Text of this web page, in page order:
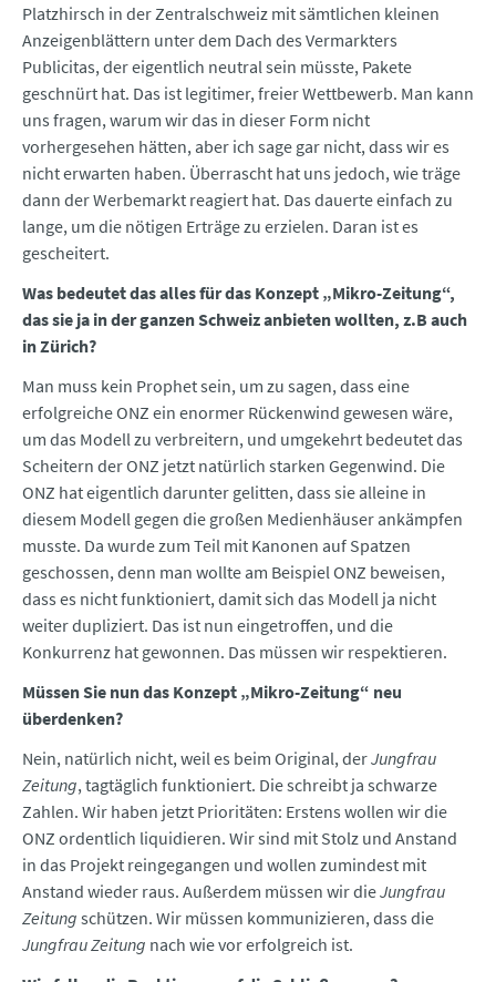
Platzhirsch in der Zentralschweiz mit sämtlichen kleinen
Anzeigenblättern unter dem Dach des Vermarkters
Publicitas, der eigentlich neutral sein müsste, Pakete
geschnürt hat. Das ist legitimer, freier Wettbewerb. Man kann
uns fragen, warum wir das in dieser Form nicht
vorhergesehen hätten, aber ich sage gar nicht, dass wir es
nicht erwarten haben. Überrascht hat uns jedoch, wie träge
dann der Werbemarkt reagiert hat. Das dauerte einfach zu
lange, um die nötigen Erträge zu erzielen. Daran ist es
gescheitert.
Was bedeutet das alles für das Konzept „Mikro-Zeitung“,
das sie ja in der ganzen Schweiz anbieten wollten, z.B auch
in Zürich?
Man muss kein Prophet sein, um zu sagen, dass eine
erfolgreiche ONZ ein enormer Rückenwind gewesen wäre,
um das Modell zu verbreitern, und umgekehrt bedeutet das
Scheitern der ONZ jetzt natürlich starken Gegenwind. Die
ONZ hat eigentlich darunter gelitten, dass sie alleine in
diesem Modell gegen die großen Medienhäuser ankämpfen
musste. Da wurde zum Teil mit Kanonen auf Spatzen
geschossen, denn man wollte am Beispiel ONZ beweisen,
dass es nicht funktioniert, damit sich das Modell ja nicht
weiter dupliziert. Das ist nun eingetroffen, und die
Konkurrenz hat gewonnen. Das müssen wir respektieren.
Müssen Sie nun das Konzept „Mikro-Zeitung“ neu
überdenken?
Nein, natürlich nicht, weil es beim Original, derJungfrau
Zeitung, tagtäglich funktioniert. Die schreibt ja schwarze
Zahlen. Wir haben jetzt Prioritäten: Erstens wollen wir die
ONZ ordentlich liquidieren. Wir sind mit Stolz und Anstand
in das Projekt reingegangen und wollen zumindest mit
Anstand wieder raus. Außerdem müssen wir dieJungfrau
Zeitung schützen. Wir müssen kommunizieren, dass die
Jungfrau Zeitung nach wie vor erfolgreich ist.